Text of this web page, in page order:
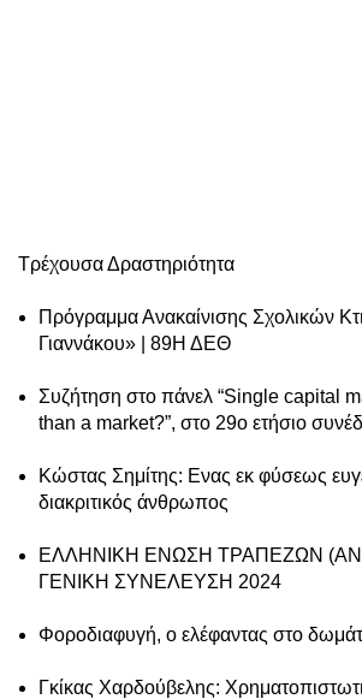
Τρέχουσα Δραστηριότητα
Πρόγραμμα Ανακαίνισης Σχολικών
Γιαννάκου» | 89Η ΔΕΘ
Συζήτηση στο πάνελ “Single capital
than a market?”, στο 29ο ετήσιο
Κώστας Σημίτης: Ενας εκ φύσεως
διακριτικός άνθρωπος
ΕΛΛΗΝΙΚΗ ΕΝΩΣΗ ΤΡΑΠΕΖΩΝ
ΓΕΝΙΚΗ ΣΥΝΕΛΕΥΣΗ 2024
Φοροδιαφυγή, ο ελέφαντας στο
Γκίκας Χαρδούβελης: